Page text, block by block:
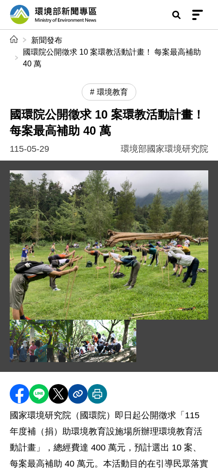
前往中央內容區塊
環境部新聞專區
新聞發布
國環院公開徵求 10 案環教活動計畫！ 每案最高補助
40 萬
環境教育
國環院公開徵求 10 案環教活動計畫！
每案最高補助 40 萬
115-05-29 環境部國家環境研究院
圖片說明：01. 環境教育設施場所手作森活_樂齡活動
分享至 Facebook
分享到 LINE
分享到 X分享內容連結
列印本頁
國家環境研究院（國環院）即日起公開徵求「115
年度補（捐）助環境教育設施場所辦理環境教育活
動計畫」，總經費達 400 萬元，預計選出 10 案、
每案最高補助 40 萬元。本活動目的在引導民眾落實